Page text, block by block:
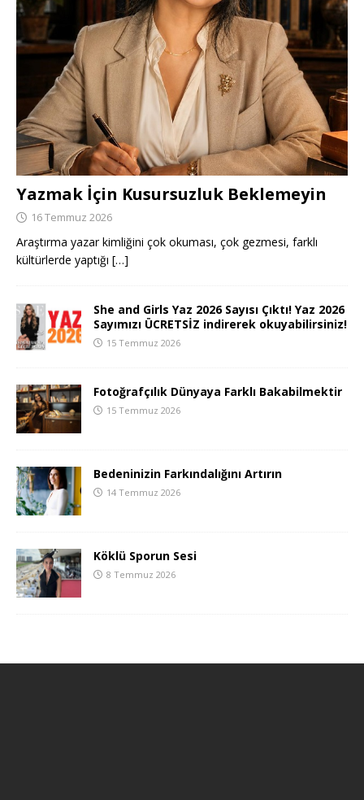
Yazmak İçin Kusursuzluk Beklemeyin
16 Temmuz 2026
Araştırma yazar kimliğini çok okuması, çok gezmesi, farklı
kültürlerde yaptığı […]
She and Girls Yaz 2026 Sayısı Çıktı! Yaz 2026
Sayımızı ÜCRETSİZ indirerek okuyabilirsiniz!
15 Temmuz 2026
Fotoğrafçılık Dünyaya Farklı Bakabilmektir
15 Temmuz 2026
Bedeninizin Farkındalığını Artırın
14 Temmuz 2026
Köklü Sporun Sesi
8 Temmuz 2026